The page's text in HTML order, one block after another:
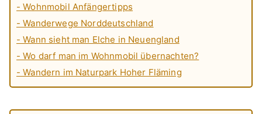
- Wohnmobil Anfängertipps
- Wanderwege Norddeutschland
- Wann sieht man Elche in Neuengland
- Wo darf man im Wohnmobil übernachten?
- Wandern im Naturpark Hoher Fläming